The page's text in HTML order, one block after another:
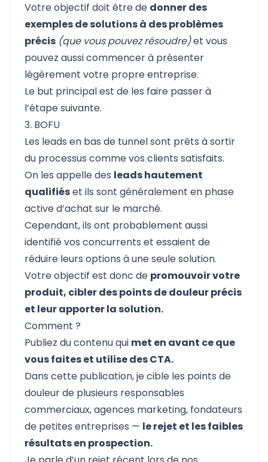
Votre objectif doit être de donner des
exemples de solutions à des problèmes
précis (que vous pouvez résoudre)et vous
pouvez aussi commencer à présenter
légèrement votre propre entreprise.
Le but principal est de les faire passer à
l’étape suivante.
3. BOFU
Les leads en bas de tunnel sont prêts à sortir
du processus comme vos clients satisfaits.
On les appelle des leads hautement
qualifiéset ils sont généralement en phase
active d’achat sur le marché.
Cependant, ils ont probablement aussi
identifié vos concurrents et essaient de
réduire leurs options à une seule solution.
Votre objectif est donc de promouvoir votre
produit, cibler des points de douleur précis
et leur apporter la solution.
Comment ?
Publiez du contenu qui met en avant ce que
vous faites et utilise des CTA.
Dans cette publication, je cible les points de
douleur de plusieurs responsables
commerciaux, agences marketing, fondateurs
de petites entreprises — le rejet et les faibles
résultats en prospection.